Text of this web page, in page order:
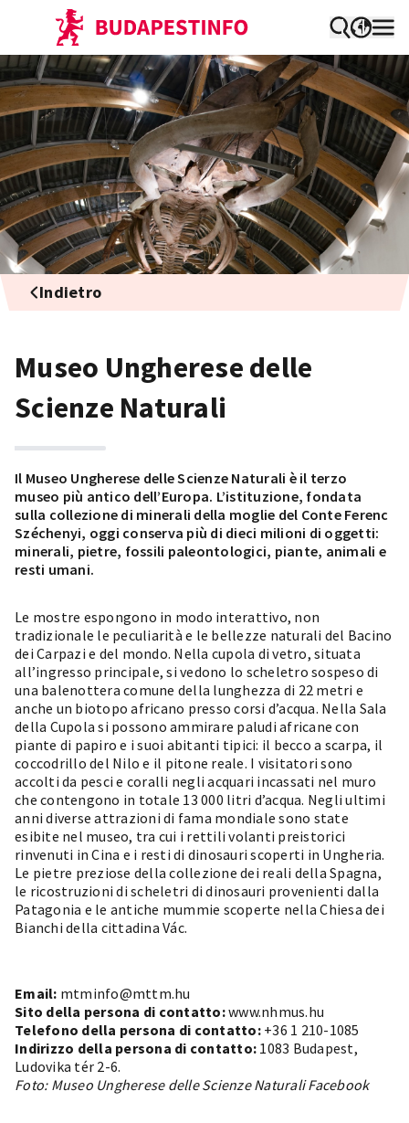
Indietro
Museo Ungherese delle
Scienze Naturali
Il Museo Ungherese delle Scienze Naturali è il terzo
museo più antico dell’Europa. L’istituzione, fondata
sulla collezione di minerali della moglie del Conte Ferenc
Széchenyi, oggi conserva più di dieci milioni di oggetti:
minerali, pietre, fossili paleontologici, piante, animali e
resti umani.
Le mostre espongono in modo interattivo, non
tradizionale le peculiarità e le bellezze naturali del Bacino
dei Carpazi e del mondo. Nella cupola di vetro, situata
all’ingresso principale, si vedono lo scheletro sospeso di
una balenottera comune della lunghezza di 22 metri e
anche un biotopo africano presso corsi d’acqua. Nella Sala
della Cupola si possono ammirare paludi africane con
piante di papiro e i suoi abitanti tipici: il becco a scarpa, il
coccodrillo del Nilo e il pitone reale. I visitatori sono
accolti da pesci e coralli negli acquari incassati nel muro
che contengono in totale 13 000 litri d’acqua. Negli ultimi
anni diverse attrazioni di fama mondiale sono state
esibite nel museo, tra cui i rettili volanti preistorici
rinvenuti in Cina e i resti di dinosauri scoperti in Ungheria.
Le pietre preziose della collezione dei reali della Spagna,
le ricostruzioni di scheletri di dinosauri provenienti dalla
Patagonia e le antiche mummie scoperte nella Chiesa dei
Bianchi della cittadina Vác.
Email: mtminfo@mttm.hu
Sito della persona di contatto:www.nhmus.hu
Telefono della persona di contatto:+36 1 210-1085
Indirizzo della persona di contatto: 1083 Budapest,
Ludovika tér 2-6.
Foto: Museo Ungherese delle Scienze Naturali Facebook